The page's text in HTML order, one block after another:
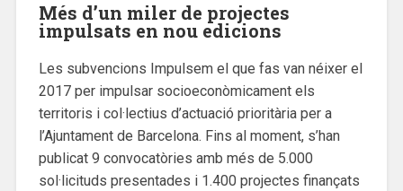
Més d’un miler de projectes
impulsats en nou edicions
Les subvencions Impulsem el que fas van néixer el
2017 per impulsar socioeconòmicament els
territoris i col·lectius d’actuació prioritària per a
l’Ajuntament de Barcelona. Fins al moment, s’han
publicat 9 convocatòries amb més de 5.000
sol·licituds presentades i 1.400 projectes finançats